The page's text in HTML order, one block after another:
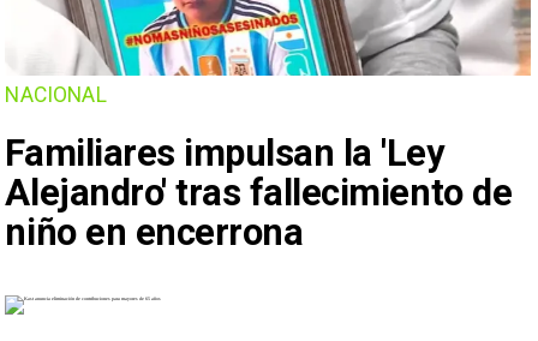
NACIONAL
Familiares impulsan la 'Ley
Alejandro' tras fallecimiento de
niño en encerrona